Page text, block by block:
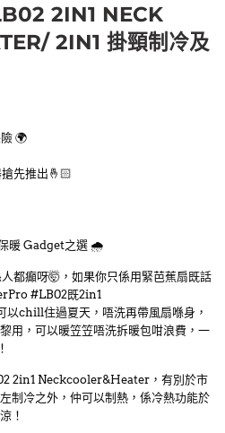
2IN1 NECK
2IN1 掛頸制冷及
🌍
先推出🤞🏻
暖 Gadget之選 🌧
都癲呀🤯，如果你只係用緊芭蕉扇既話
#LB02既2in1
chill住過夏天，唔洗再帶風扇喺身，
用，可以暖笠笠唔洗拆暖包咁浪費，一
2in1 Neckcooler&Heater，有別於市
制冷之外，仲可以制熱，係冷熱功能於
！